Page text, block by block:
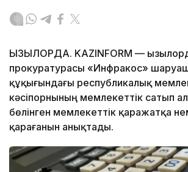
ҚЫЗЫЛОРДА. KAZINFORM —
прокуратурасы «Инфракос»
құқығындағы республикалық
кәсіпорнының мемлекеттік сатып
бөлінген мемлекеттік қаражатқа
қарағанын анықтады.